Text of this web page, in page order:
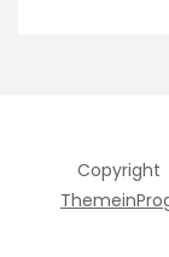
Copyright